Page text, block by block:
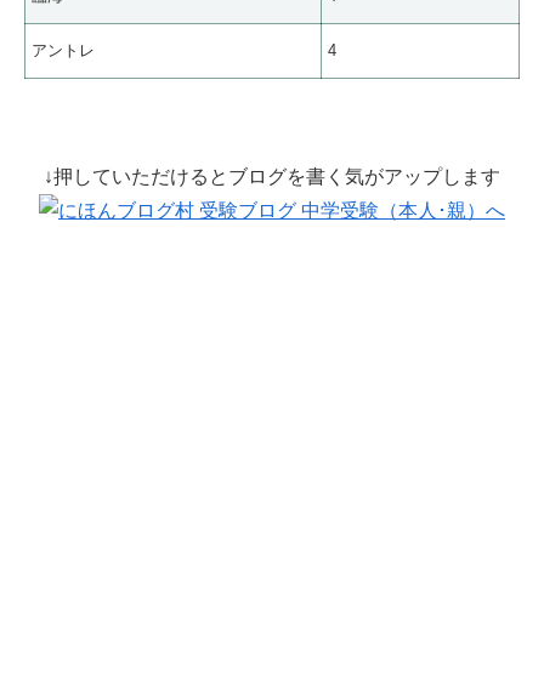
アントレ 4
↓押していただけるとブログを書く気がアップします